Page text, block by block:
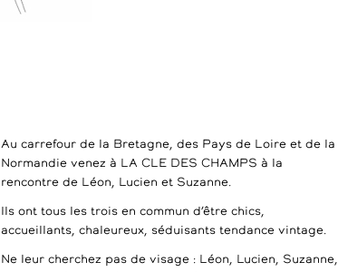
Au carrefour de la Bretagne, des Pays de Loire et de la
Normandie venez à LA CLE DES CHAMPS à la
rencontre de Léon, Lucien et Suzanne.
Ils ont tous les trois en commun d’être chics,
accueillants, chaleureux, séduisants tendance vintage.
Ne leur cherchez pas de visage : Léon, Lucien, Suzanne,